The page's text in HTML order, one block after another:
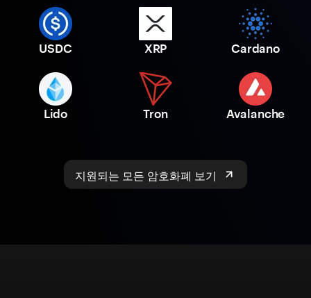
USDC XRP Cardano
Lido Tron Avalanche
지원되는 모든 암호화폐 보기